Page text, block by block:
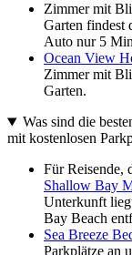
Zimmer mit
Garten findest
Auto nur 5
Ocean View
Zimmer mit
Garten.
Was sind die
mit kostenlosen
Für Reisende,
Shallow Bay
Unterkunft
Bay Beach
Sea Breeze
Parkplätze an